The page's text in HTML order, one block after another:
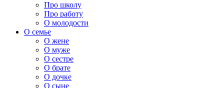
Про школу
Про работу
О молодости
О семье
О жене
О муже
О сестре
О брате
О дочке
О сыне